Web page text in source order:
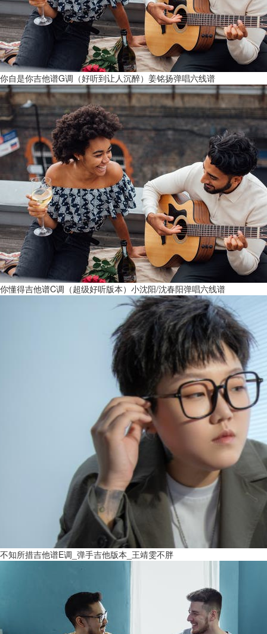
你自是你吉他谱G调（好听到让人沉醉）姜铭扬弹唱六线谱
你懂得吉他谱C调（超级好听版本）小沈阳/沈春阳弹唱六线谱
不知所措吉他谱E调_弹手吉他版本_王靖雯不胖